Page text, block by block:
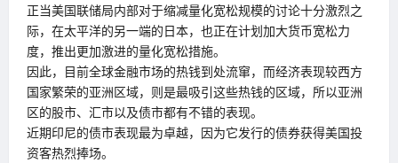
正当美国联储局内部对于缩减量化宽松规模的讨论十分激烈之
际，在太平洋的另一端的日本，也正在计划加大货币宽松力
度，推出更加激进的量化宽松措施。
因此，目前全球金融市场的热钱到处流窜，而经济表现较西方
国家繁荣的亚洲区域，则是最吸引这些热钱的区域，所以亚洲
区的股市、汇市以及债市都有不错的表现。
近期印尼的债市表现最为卓越，因为它发行的债券获得美国投
资客热烈捧场。